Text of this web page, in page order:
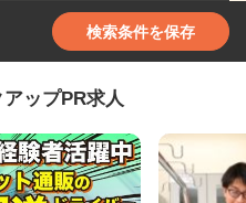
検索条件を保存
ップPR求人